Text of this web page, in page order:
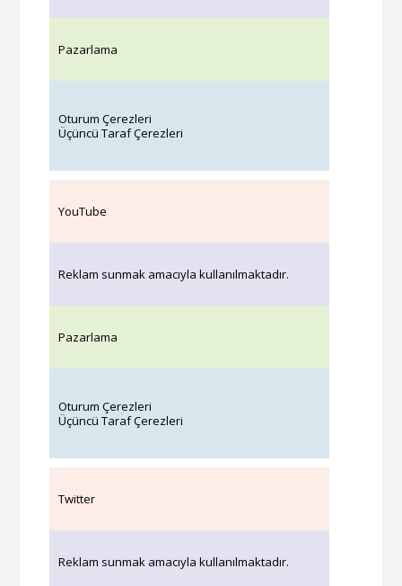
Pazarlama
Oturum Çerezleri
Üçüncü Taraf Çerezleri
YouTube
Reklam sunmak amacıyla kullanılmaktadır.
Pazarlama
Oturum Çerezleri
Üçüncü Taraf Çerezleri
Twitter
Reklam sunmak amacıyla kullanılmaktadır.